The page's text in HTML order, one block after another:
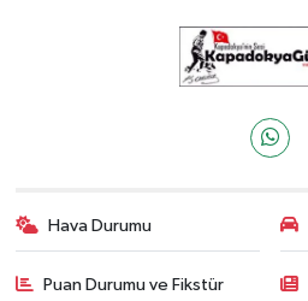
Hava Durumu
Puan Durumu ve Fikstür